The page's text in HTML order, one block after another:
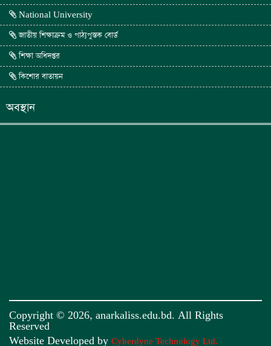
National University
জাতীয় শিক্ষাক্রম ও পাঠ্যপুস্তক বোর্ড
শিক্ষা অধিদপ্তর
কিশোর বাতায়ন
অবস্থান
Copyright © 2026, anarkaliss.edu.bd. All Rights
Reserved
Website Developed by Cyberdyne Technology Ltd.